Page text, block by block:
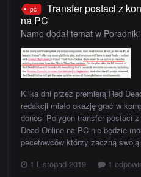
pc
Transfer postaci z
na PC
Namo dodał temat w
Kilka dni przez premierą Red
redakcji miało okazję grać w
donosi Polygon transfer postaci
Dead Online na PC nie będzie
pecetowców którzy zaczną
1 Listopad 2019
1